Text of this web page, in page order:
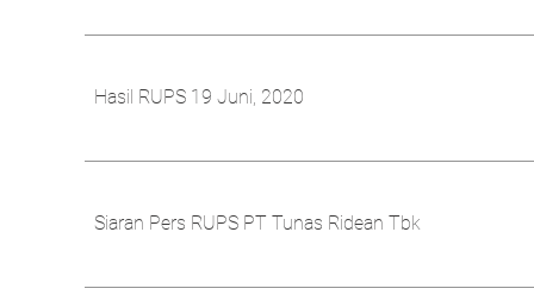
Hasil RUPS 19 Juni, 2020
Siaran Pers RUPS PT Tunas Ridean Tbk